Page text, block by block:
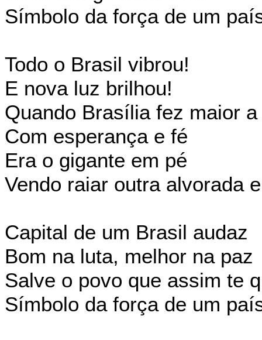
Símbolo da força de um
Todo o Brasil vibrou!
E nova luz brilhou!
Quando Brasília fez maior
Com esperança e fé
Era o gigante em pé
Vendo raiar outra alvorada
Capital de um Brasil audaz
Bom na luta, melhor na paz
Salve o povo que assim te
Símbolo da força de um